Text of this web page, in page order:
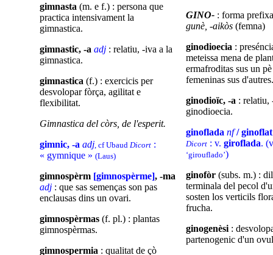
gimnasta (m. e f.) : persona que
practica intensivament la
gimnastica.
gimnastic, -a adj : relatiu, -iva a la
gimnastica.
gimnastica (f.) : exercicis per
desvolopar fòrça, agilitat e
flexibilitat.
Gimnastica del còrs, de l'esperit.
gimnic, -a adj, cf Ubaud Dicort :
« gymnique » (Laus)
gimnospèrm [gimnospèrme], -ma
adj : que sas semenças son pas
enclausas dins un ovari.
gimnospèrmas (f. pl.) : plantas
gimnospèrmas.
gimnospermia : qualitat de çò
GINO- : forma
gunè, -aikòs (femna)
ginodioecia :
meteissa mena de
ermafroditas sus un
femeninas sus d'autres.
ginodioïc, -a : relatiu,
ginodioecia.
ginoflada nf /
Dicort : v. giroflada.
‘girouflado’)
ginofòr (subs. m.) :
terminala del pecol
sosten los verticils
frucha.
ginogenèsi :
partenogenic d'un